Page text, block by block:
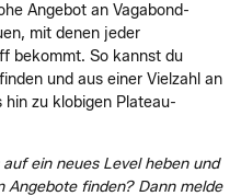
Angebot an Vagabond-
mit denen jeder
bekommt. So kannst du
und aus einer Vielzahl an
hin zu klobigen Plateau-
ein neues Level heben und
finden? Dann melde